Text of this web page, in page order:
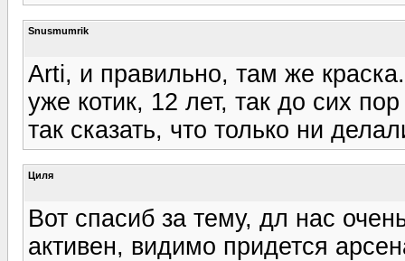
Snusmumrik
Arti, и правильно, там же
уже котик, 12 лет, так до сих
так сказать, что только ни
Циля
Вот спасиб за тему, дл нас
активен, видимо придется